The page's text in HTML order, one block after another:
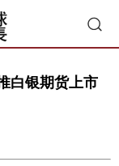
白银期货上市